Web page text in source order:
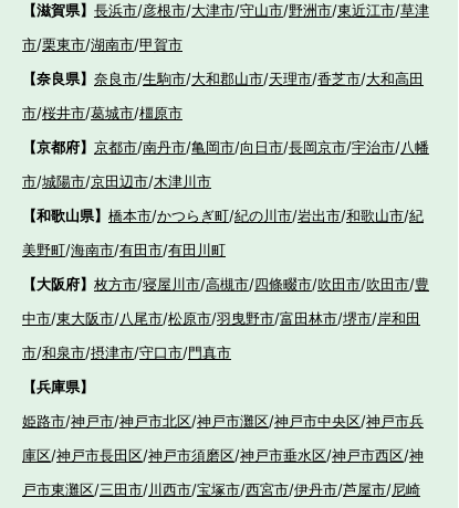
【滋賀県】 長浜市/彦根市/大津市/守山市/野洲市/東近江市/草津
市/栗東市/湖南市/甲賀市
【奈良県】 奈良市/生駒市/大和郡山市/天理市/香芝市/大和高田
市/桜井市/葛城市/橿原市
【京都府】 京都市/南丹市/亀岡市/向日市/長岡京市/宇治市/八幡
市/城陽市/京田辺市/木津川市
【和歌山県】 橋本市/かつらぎ町/紀の川市/岩出市/和歌山市/紀
美野町/海南市/有田市/有田川町
【大阪府】 枚方市/寝屋川市/高槻市/四條畷市/吹田市/吹田市/豊
中市/東大阪市/八尾市/松原市/羽曳野市/富田林市/堺市/岸和田
市/和泉市/摂津市/守口市/門真市
【兵庫県】
姫路市/神戸市/神戸市北区/神戸市灘区/神戸市中央区/神戸市兵
庫区/神戸市長田区/神戸市須磨区/神戸市垂水区/神戸市西区/神
戸市東灘区/三田市/川西市/宝塚市/西宮市/伊丹市/芦屋市/尼崎